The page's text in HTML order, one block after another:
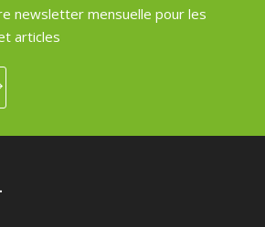
newsletter mensuelle pour les
articles